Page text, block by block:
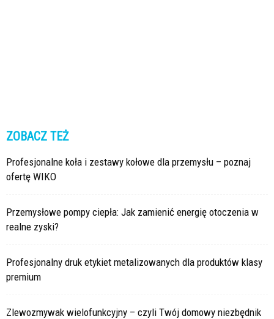
ZOBACZ TEŻ
Profesjonalne koła i zestawy kołowe dla przemysłu – poznaj
ofertę WIKO
Przemysłowe pompy ciepła: Jak zamienić energię otoczenia w
realne zyski?
Profesjonalny druk etykiet metalizowanych dla produktów klasy
premium
Zlewozmywak wielofunkcyjny – czyli Twój domowy niezbędnik